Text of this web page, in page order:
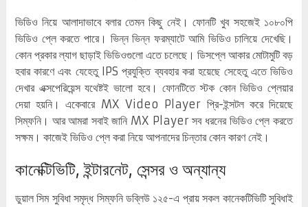
ভিডিও নিয়ে আলাদাভাবে বলার তেমন কিছু নেই। ফোনটি খুব সহজেই ১০৮০পি
ভিডিও প্লে করতে পারে। ভিন্ন ভিন্ন ফরম্যাটে আমি ভিডিও চালিয়ে দেখেছি।
কোন প্রকার ল্যাগ ছাড়াই ভিডিওগুলো এতে চলেছে। ডিসপ্লে আকার মোটামুটি বড়
হবার কারণে এবং যেহেতু IPS প্রযুক্তি ব্যবহার করা হয়েছে সেহেতু এতে ভিডিও
দেখার এক্সপেরিয়েন্স যথেষ্টই ভালো হবে। ফোনটিতে স্টক কোন ভিডিও প্লেয়ার
দেয়া হয়নি। একেবারে MX Video Player প্রি-ইন্সটল করে দিয়েছে
সিম্ফনি। আর আমরা সবাই জানি MX Player সব ধরনের ভিডিও প্লে করতে
সক্ষম। কাজেই ভিডিও প্লে করা নিয়ে আপনাদের চিন্তার কোন কারণ নেই।
কানেক্টিভিটি, ইন্টারনেট, সেন্সর ও অন্যান্য
ডুয়াল সিম সুবিধা সমৃদ্ধ সিম্ফনি ডব্লিউ ১২৫-এ প্রায় সকল কানেকটিভিটি সুবিধাই